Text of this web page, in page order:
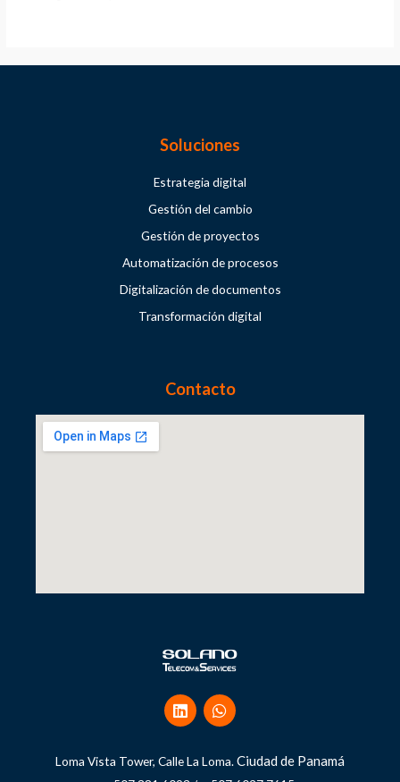
Soluciones
Estrategia digital
Gestión del cambio
Gestión de proyectos
Automatización de procesos
Digitalización de documentos
Transformación digital
Contacto
Loma Vista Tower, Calle La Loma.Ciudad de Panamá